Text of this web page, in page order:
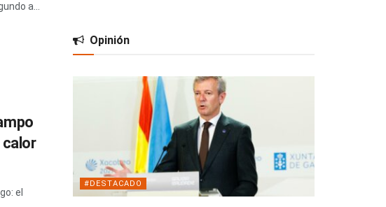
a...
calor
el
Opinión
#DESTACADO